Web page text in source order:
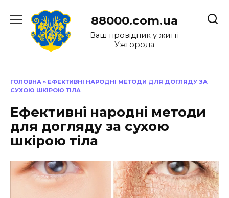
до
88000.com.ua
Ваш провідник у житті
Ужгорода
ГОЛОВНА » ЕФЕКТИВНІ НАРОДНІ МЕТОДИ ДЛЯ ДОГЛЯДУ ЗА
СУХОЮ ШКІРОЮ ТІЛА
Ефективні народні методи
для догляду за сухою
шкірою тіла